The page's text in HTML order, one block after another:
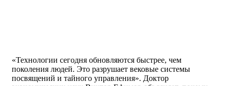
«Технологии сегодня обновляются быстрее, чем
поколения людей. Это разрушает вековые системы
посвящений и тайного управления». Доктор